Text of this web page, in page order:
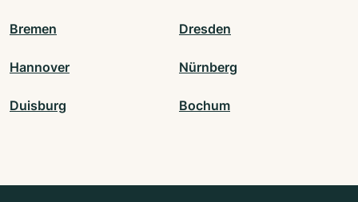
Bremen Dresden
Hannover Nürnberg
Duisburg Bochum